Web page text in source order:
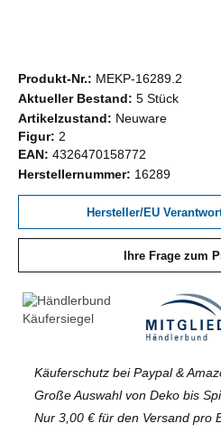
Produkt-Nr.: MEKP-16289.2
Aktueller Bestand: 5 Stück
Artikelzustand: Neuware
Figur: 2
EAN: 4326470158772
Herstellernummer: 16289
Hersteller/EU
Ihre Frage zum
Käuferschutz bei Paypal &
Große Auswahl von Deko bis
Nur 3,00 € für den Versand pro